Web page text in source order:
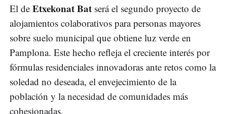
El de Etxekonat Bat será el segundo proyecto de
alojamientos colaborativos para personas mayores
sobre suelo municipal que obtiene luz verde en
Pamplona. Este hecho refleja el creciente interés por
fórmulas residenciales innovadoras ante retos como la
soledad no deseada, el envejecimiento de la
población y la necesidad de comunidades más
cohesionadas.